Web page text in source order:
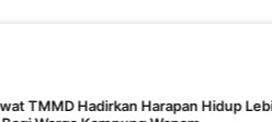
Hidup Lebih